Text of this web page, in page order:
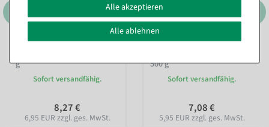
g
Sofort versandfähig.
8,27 €
6,95 EUR zzgl. ges. MwSt.
500 g
Sofort versandfähig.
7,08 €
5,95 EUR zzgl. ges. MwSt.
Alle akzeptieren
Alle ablehnen